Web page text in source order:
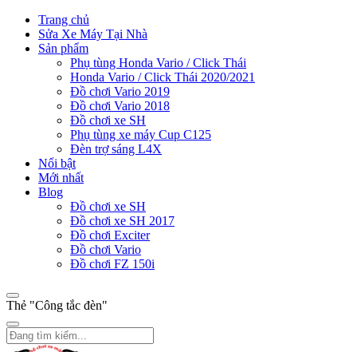
Trang chủ
Sửa Xe Máy Tại Nhà
Sản phẩm
Phụ tùng Honda Vario / Click Thái
Honda Vario / Click Thái 2020/2021
Đồ chơi Vario 2019
Đồ chơi Vario 2018
Đồ chơi xe SH
Phụ tùng xe máy Cup C125
Đèn trợ sáng L4X
Nổi bật
Mới nhất
Blog
Đồ chơi xe SH
Đồ chơi xe SH 2017
Đồ chơi Exciter
Đồ chơi Vario
Đồ chơi FZ 150i
Thẻ "Công tắc đèn"